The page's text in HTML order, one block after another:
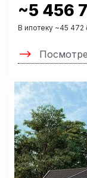
~5 456
В ипотеку ~45 472